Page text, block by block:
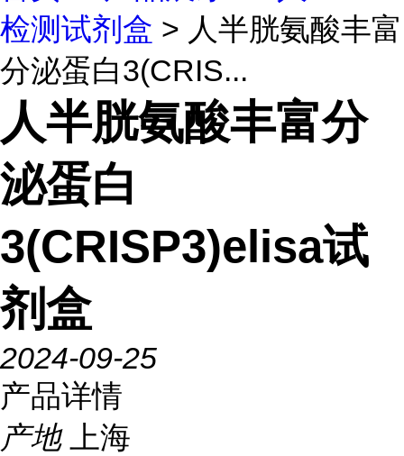
检测试剂盒 > 人半胱氨酸丰富
分泌蛋白3(CRIS...
人半胱氨酸丰富分
泌蛋白
3(CRISP3)elisa试
剂盒
2024-09-25
产品详情
产地
上海